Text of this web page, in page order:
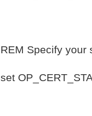
REM Specify your
set